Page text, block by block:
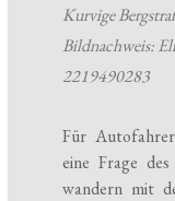
Kurvige
Bildnachweis:
2219490283
Für
eine Frage
wandern mit